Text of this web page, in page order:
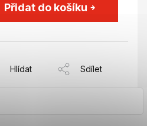
Přidat do košíku
Hlídat Sdílet